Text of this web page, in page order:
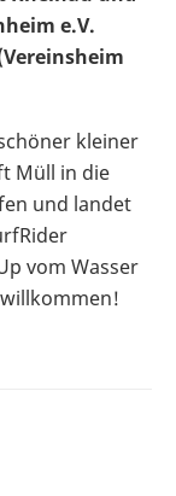
e.V.
kleiner
Müll in die
und landet
vom Wasser